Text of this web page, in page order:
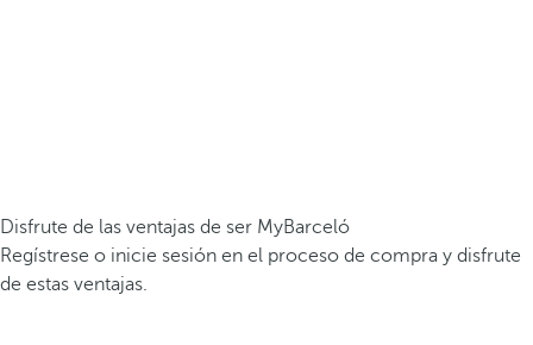
Disfrute de las ventajas de ser MyBarceló
Regístrese o inicie sesión en el proceso de compra y disfrute
de estas ventajas.